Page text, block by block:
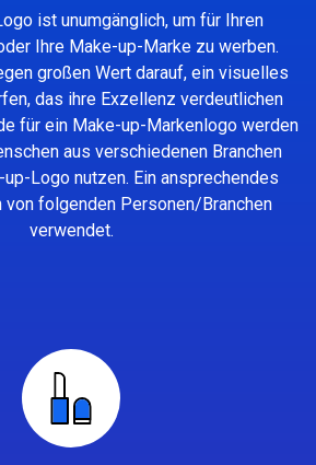
ist unumgänglich, um für Ihren
Ihre Make-up-Marke zu werben.
großen Wert darauf, ein visuelles
das ihre Exzellenz verdeutlichen
für ein Make-up-Markenlogo werden
aus verschiedenen Branchen
Logo nutzen. Ein ansprechendes
von folgenden Personen/Branchen
verwendet.